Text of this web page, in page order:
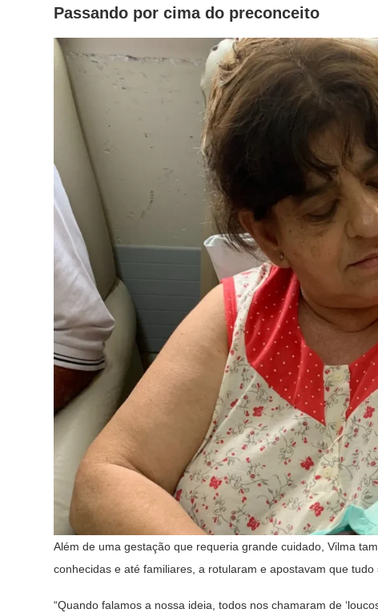
Passando por cima do preconceito
Além de uma gestação que requeria grande cuidado, Vilma
conhecidas e até familiares, a rotularam e apostavam que tudo
“Quando falamos a nossa ideia, todos nos chamaram de